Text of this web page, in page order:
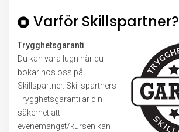
Varför Skillspartner?
Trygghetsgaranti
Du kan vara lugn när du
bokar hos oss på
Skillspartner. Skillspartners
Trygghetsgaranti är din
säkerhet att
evenemanget/kursen kan